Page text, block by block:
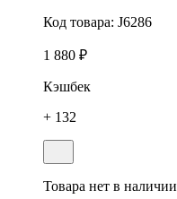
Код товара: J6286
1 880 ₽
Кэшбек
+ 132
Товара нет в наличии